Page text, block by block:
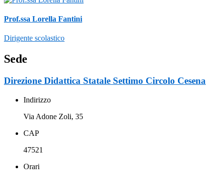
Prof.ssa Lorella Fantini
Dirigente scolastico
Sede
Direzione Didattica Statale Settimo Circolo Cesena
Indirizzo
Via Adone Zoli, 35
CAP
47521
Orari